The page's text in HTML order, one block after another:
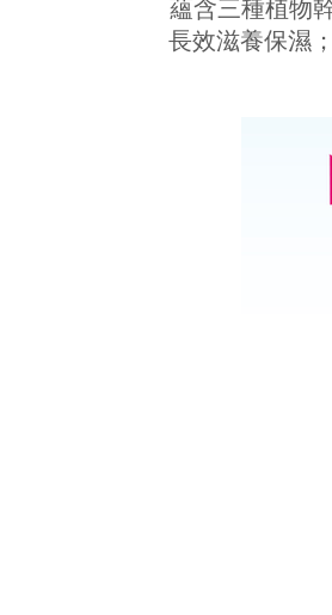
蘊含三種植物
長效滋養保濕